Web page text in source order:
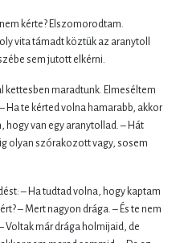
kérte? Elszomorodtam.
vita támadt köztük az aranytoll
sem jutott elkérni.
kettesben maradtunk. Elmeséltem
Ha te kérted volna hamarabb, akkor
hogy van egy aranytollad. – Hát
olyan szórakozott vagy, sosem
– Ha tudtad volna, hogy kaptam
– Mert nagyon drága. – És te nem
Voltak már drága holmijaid, de